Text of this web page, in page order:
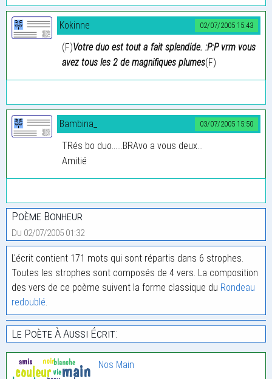
02/07/2005 15:43
Kokinne
(F)Votre duo est tout a fait splendide. :P:P vrm vous
avez tous les 2 de magnifiques plumes(F)
03/07/2005 15:50
Bambina_
TRés bo duo......BRAvo a vous deux...
Amitié
Poème Bonheur
Du 02/07/2005 01:32
L'écrit contient 171 mots qui sont répartis dans 6 strophes.
Toutes les strophes sont composés de 4 vers. La composition
des vers de ce poème suivent la forme classique du Rondeau
redoublé
Le Poète À Aussi Écrit:
Nos Main